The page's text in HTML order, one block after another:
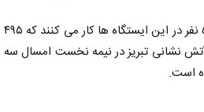
۲۳ ایستگاه آتش نشانی در تبریز فعال است و ۵۸۰ نفر در این ایستگاه ها کار می کنند که ۴۹۵
آتش نشانی تبریز در نیمه نخست امسال سه